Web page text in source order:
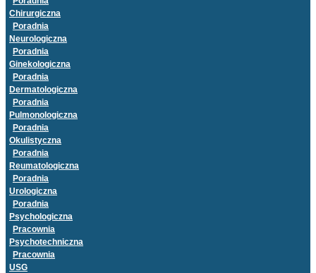
Chirurgiczna
Poradnia
Neurologiczna
Poradnia
Ginekologiczna
Poradnia
Dermatologiczna
Poradnia
Pulmonologiczna
Poradnia
Okulistyczna
Poradnia
Reumatologiczna
Poradnia
Urologiczna
Poradnia
Psychologiczna
Pracownia
Psychotechniczna
Pracownia
USG